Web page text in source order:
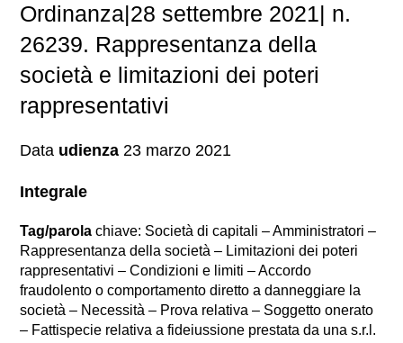
Ordinanza|28 settembre 2021| n.
26239. Rappresentanza della
società e limitazioni dei poteri
rappresentativi
Data udienza 23 marzo 2021
Integrale
Tag/parola chiave: Società di capitali – Amministratori –
Rappresentanza della società – Limitazioni dei poteri
rappresentativi – Condizioni e limiti – Accordo
fraudolento o comportamento diretto a danneggiare la
società – Necessità – Prova relativa – Soggetto onerato
– Fattispecie relativa a fideiussione prestata da una s.r.l.